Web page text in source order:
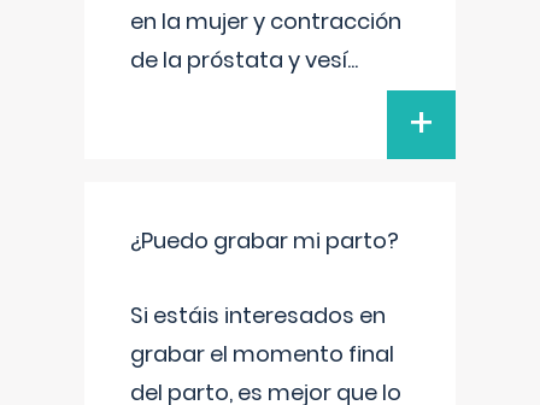
en la mujer y contracción
de la próstata y vesí...
+
¿Puedo grabar mi parto?
Si estáis interesados en
grabar el momento final
del parto, es mejor que lo